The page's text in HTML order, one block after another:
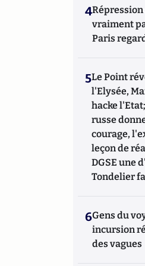
4Répression
vraiment
Paris
5Le Point
l'Elysée,
hacke
russe
courage,
leçon de
DGSE une
Tondelier
6Gens du
incursion
des vagues